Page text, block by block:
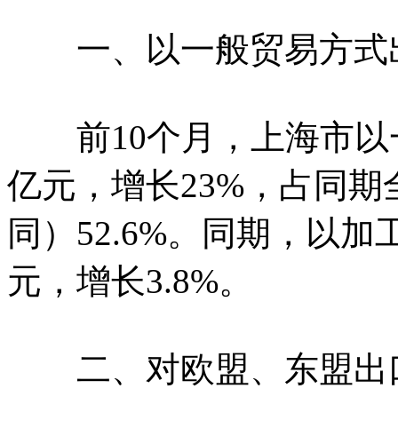
一、以一般贸易方式
前10个月，上海市以
亿元，增长23%，占同
同）52.6%。同期，以加
元，增长3.8%。
二、对欧盟、东盟出